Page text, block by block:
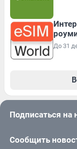
До 31
Подписаться на
Сообщить